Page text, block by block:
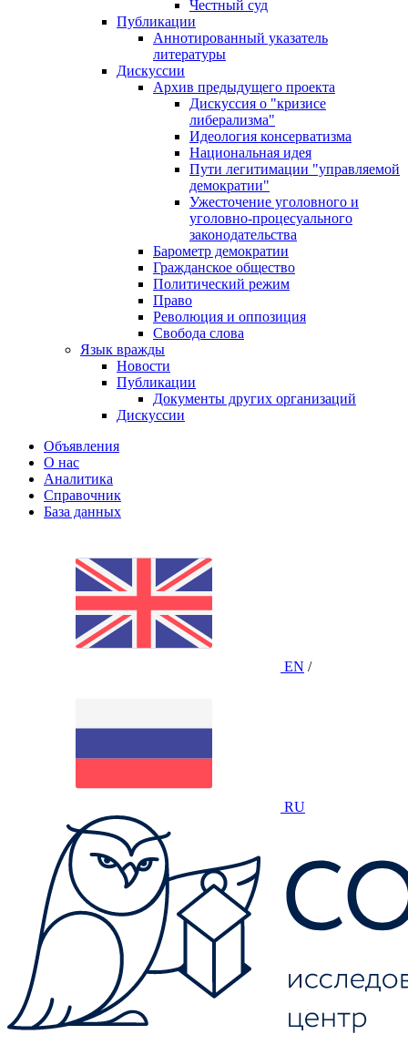
Честный суд
Публикации
Аннотированный указатель
литературы
Дискуссии
Архив предыдущего проекта
Дискуссия о "кризисе
либерализма"
Идеология консерватизма
Национальная идея
Пути легитимации "управляемой
демократии"
Ужесточение уголовного и
уголовно-процесуального
законодательства
Барометр демократии
Гражданское общество
Политический режим
Право
Революция и оппозиция
Свобода слова
Язык вражды
Новости
Публикации
Документы других организаций
Дискуссии
Объявления
О нас
Аналитика
Справочник
База данных
EN /
RU